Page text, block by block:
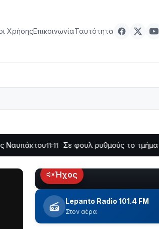
ΧρήσηςΕπικοινωνίαΤαυτότητα
11:11 Σε φουλ ρυθμούς το τμήμα Βόνιτσα
LIVEΉχος
Lepanto Radio 101.4 FM
Στον αέρα